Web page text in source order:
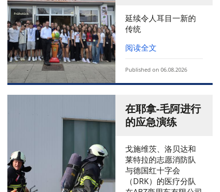
延续令人耳目一新的
传统
阅读全文
Published on 06.08.2026
在耶拿-毛阿进行
的应急演练
戈施维茨、洛贝达和
莱特拉的志愿消防队
与德国红十字会
（DRK）的医疗分队